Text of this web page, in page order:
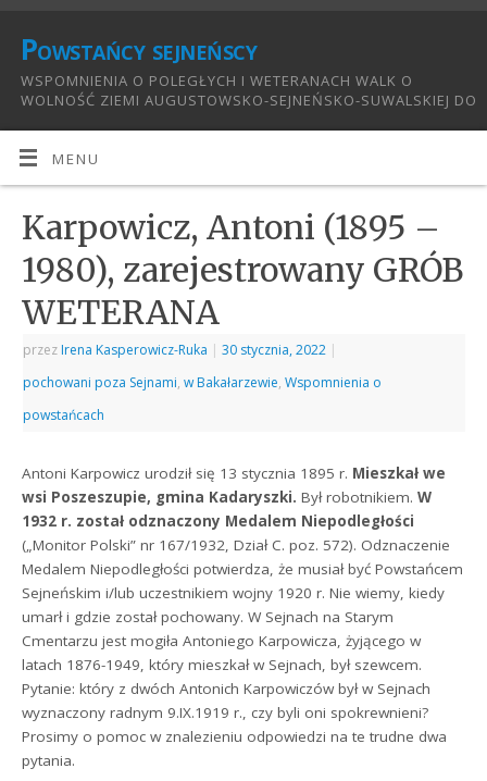
Powstańcy sejneńscy
WSPOMNIENIA O POLEGŁYCH I WETERANACH WALK O
WOLNOŚĆ ZIEMI AUGUSTOWSKO-SEJNEŃSKO-SUWALSKIEJ DO
MENU
Karpowicz, Antoni (1895 –
1980), zarejestrowany GRÓB
WETERANA
przez Irena Kasperowicz-Ruka | 30 stycznia, 2022 |
pochowani poza Sejnami,w Bakałarzewie,Wspomnienia o
powstańcach
Antoni Karpowicz urodził się 13 stycznia 1895 r. Mieszkał we
wsi Poszeszupie, gmina Kadaryszki.Był robotnikiem.W
1932 r. został odznaczony Medalem Niepodległości
(„Monitor Polski” nr 167/1932, Dział C. poz. 572). Odznaczenie
Medalem Niepodległości potwierdza, że musiał być Powstańcem
Sejneńskim i/lub uczestnikiem wojny 1920 r. Nie wiemy, kiedy
umarł i gdzie został pochowany. W Sejnach na Starym
Cmentarzu jest mogiła Antoniego Karpowicza, żyjącego w
latach 1876-1949, który mieszkał w Sejnach, był szewcem.
Pytanie: który z dwóch Antonich Karpowiczów był w Sejnach
wyznaczony radnym 9.IX.1919 r., czy byli oni spokrewnieni?
Prosimy o pomoc w znalezieniu odpowiedzi na te trudne dwa
pytania.